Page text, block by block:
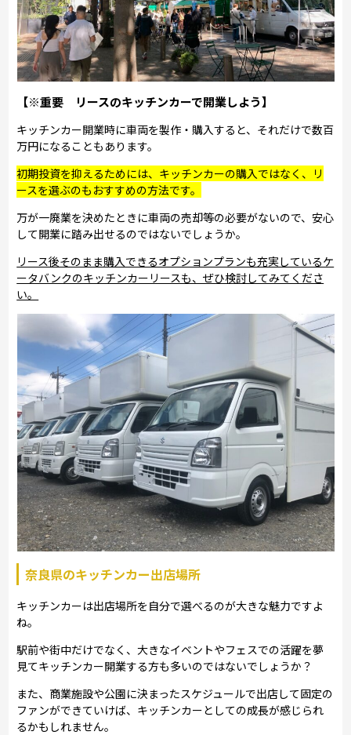
【※重要 リースのキッチンカーで開業しよう】
キッチンカー開業時に車両を製作・購入すると、それだけで数百
万円になることもあります。
初期投資を抑えるためには、キッチンカーの購入ではなく、リ
ースを選ぶのもおすすめの方法です。
万が一廃業を決めたときに車両の売却等の必要がないので、安心
して開業に踏み出せるのではないでしょうか。
リース後そのまま購入できるオプションプランも充実しているケ
ータバンクのキッチンカーリースも、ぜひ検討してみてくださ
い。
奈良県のキッチンカー出店場所
キッチンカーは出店場所を自分で選べるのが大きな魅力ですよ
ね。
駅前や街中だけでなく、大きなイベントやフェスでの活躍を夢
見てキッチンカー開業する方も多いのではないでしょうか？
また、商業施設や公園に決まったスケジュールで出店して固定の
ファンができていけば、キッチンカーとしての成長が感じられ
るかもしれません。